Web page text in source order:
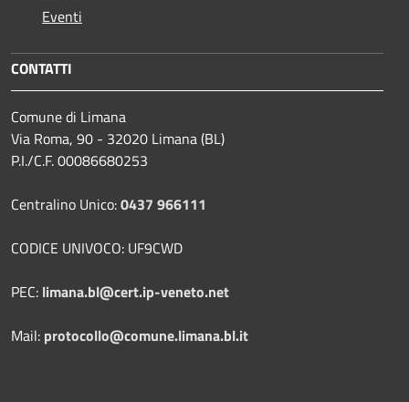
Eventi
CONTATTI
Comune di Limana
Via Roma, 90 - 32020 Limana (BL)
P.I./C.F. 00086680253
Centralino Unico:0437 966111
CODICE UNIVOCO: UF9CWD
PEC: limana.bl@cert.ip-veneto.net
Mail: protocollo@comune.limana.bl.it